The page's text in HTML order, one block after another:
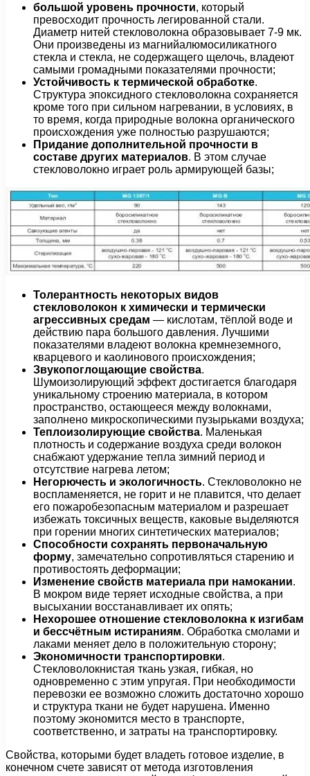
большой уровень прочности, который
превосходит прочность легированной стали.
Диаметр нитей стекловолокна образовывает 7-9 мк.
Они произведены из магнийалюмосиликатного
стекла и стекла, не содержащего щелочь, владеют
самыми громадными показателями прочности;
Устойчивость к термической обработке.
Структура эпоксидного стекловолокна сохраняется
кроме того при сильном нагревании, в условиях, в
то время, когда природные волокна органического
происхождения уже полностью разрушаются;
Придание дополнительной прочности в
составе других материалов. В этом случае
стекловолокно играет роль армирующей базы;
Толерантность некоторых видов
стекловолокон к химически и термически
агрессивных средам — кислотам, тёплой воде и
действию пара большого давления. Лучшими
показателями владеют волокна кремнеземного,
кварцевого и каолинового происхождения;
Звукопоглощающие свойства.
Шумоизолирующий эффект достигается благодаря
уникальному строению материала, в котором
пространство, остающееся между волокнами,
заполнено микроскопическими пузырьками воздуха;
Теплоизолирующие свойства. Маленькая
плотность и содержание воздуха среди волокон
снабжают удержание тепла зимний период и
отсутствие нагрева летом;
Негорючесть и экологичность. Стекловолокно не
воспламеняется, не горит и не плавится, что делает
его пожаробезопасным материалом и разрешает
избежать токсичных веществ, каковые выделяются
при горении многих синтетических материалов;
Способности сохранять первоначальную
форму, замечательно сопротивляться старению и
противостоять деформации;
Изменение свойств материала при намокании.
В мокром виде теряет исходные свойства, а при
высыхании восстанавливает их опять;
Нехорошее отношение стекловолокна к изгибам
и бессчётным истираниям. Обработка смолами и
лаками меняет дело в положительную сторону;
Экономичности транспортировки.
Стекловолокнистая ткань узкая, гибкая, но
одновременно с этим упругая. При необходимости
перевозки ее возможно сложить достаточно хорошо
и структура ткани не будет нарушена. Именно
поэтому экономится место в транспорте,
соответственно, и затраты на транспортировку.
Свойства, которыми будет владеть готовое изделие, в
конечном счете зависят от метода изготовления